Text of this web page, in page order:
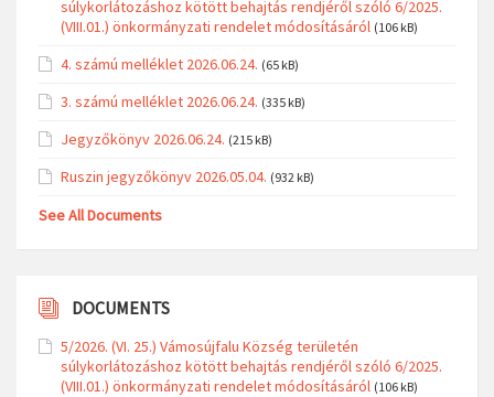
súlykorlátozáshoz kötött behajtás rendjéről szóló 6/2025.
(VIII.01.) önkormányzati rendelet módosításáról (106 kB)
4. számú melléklet 2026.06.24. (65 kB)
3. számú melléklet 2026.06.24. (335 kB)
Jegyzőkönyv 2026.06.24. (215 kB)
Ruszin jegyzőkönyv 2026.05.04. (932 kB)
See All Documents
DOCUMENTS
5/2026. (VI. 25.) Vámosújfalu Község területén
súlykorlátozáshoz kötött behajtás rendjéről szóló 6/2025.
(VIII.01.) önkormányzati rendelet módosításáról (106 kB)